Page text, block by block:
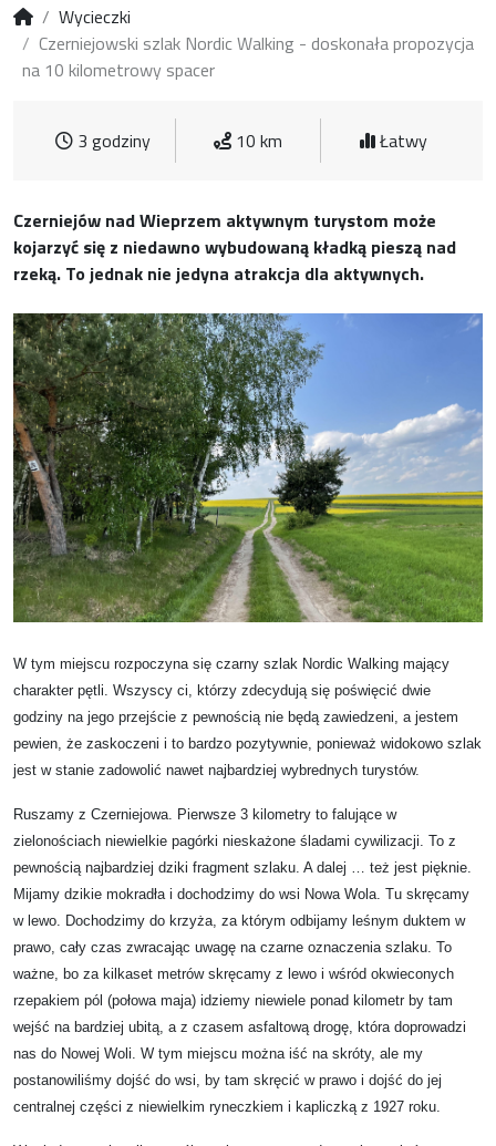
Wycieczki
Czerniejowski szlak Nordic Walking - doskonała propozycja
na 10 kilometrowy spacer
3 godziny 10 km Łatwy
Czerniejów nad Wieprzem aktywnym turystom może
kojarzyć się z niedawno wybudowaną kładką pieszą nad
rzeką. To jednak nie jedyna atrakcja dla aktywnych.
W tym miejscu rozpoczyna się czarny szlak Nordic Walking mający
charakter pętli. Wszyscy ci, którzy zdecydują się poświęcić dwie
godziny na jego przejście z pewnością nie będą zawiedzeni, a jestem
pewien, że zaskoczeni i to bardzo pozytywnie, ponieważ widokowo szlak
jest w stanie zadowolić nawet najbardziej wybrednych turystów.
Ruszamy z Czerniejowa. Pierwsze 3 kilometry to falujące w
zielonościach niewielkie pagórki nieskażone śladami cywilizacji. To z
pewnością najbardziej dziki fragment szlaku. A dalej … też jest pięknie.
Mijamy dzikie mokradła i dochodzimy do wsi Nowa Wola. Tu skręcamy
w lewo. Dochodzimy do krzyża, za którym odbijamy leśnym duktem w
prawo, cały czas zwracając uwagę na czarne oznaczenia szlaku. To
ważne, bo za kilkaset metrów skręcamy z lewo i wśród okwieconych
rzepakiem pól (połowa maja) idziemy niewiele ponad kilometr by tam
wejść na bardziej ubitą, a z czasem asfaltową drogę, która doprowadzi
nas do Nowej Woli. W tym miejscu można iść na skróty, ale my
postanowiliśmy dojść do wsi, by tam skręcić w prawo i dojść do jej
centralnej części z niewielkim ryneczkiem i kapliczką z 1927 roku.